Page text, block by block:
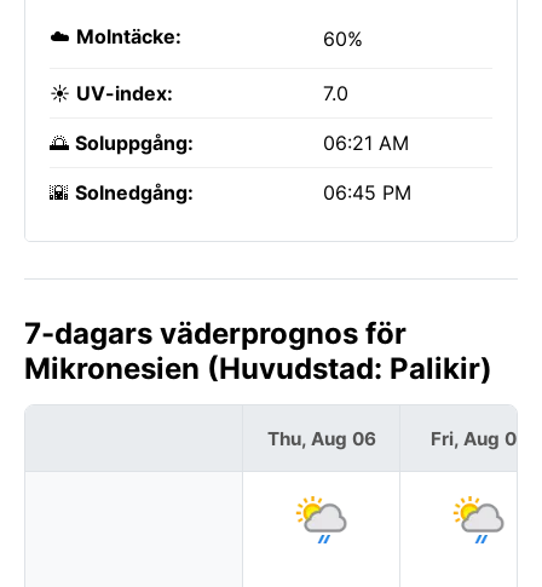
☁️ Molntäcke: 60%
☀️ UV-index: 7.0
🌅 Soluppgång: 06:21 AM
🌇 Solnedgång: 06:45 PM
7-dagars väderprognos för
Mikronesien (Huvudstad: Palikir)
Thu, Aug 06 Fri, Aug 07